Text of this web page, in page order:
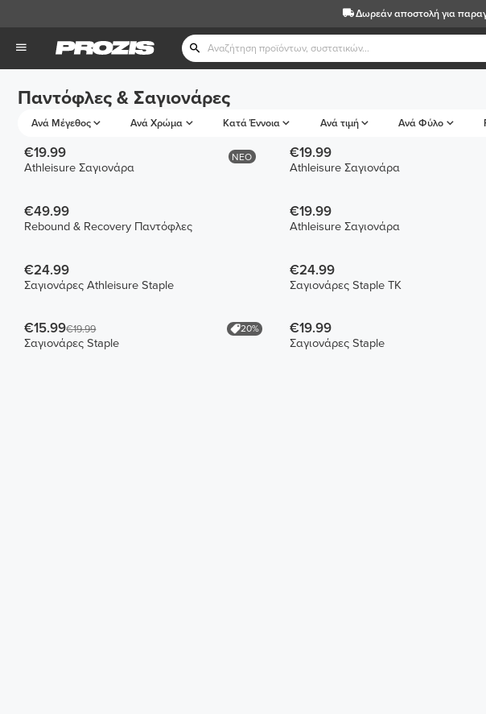
Δωρεάν αποστολήγια
Παντόφλες & Σαγιονάρες
Ανά Μέγεθος Ανά Χρώμα Κατά Έννοια Ανά τιμή Ανά Φύλο
ΝΕΟ
€19.99
Athleisure Σαγιονάρα
€19.99
Athleisure Σαγιονάρα
€49.99
Rebound & Recovery Παντόφλες
€19.99
Athleisure Σαγιονάρα
€24.99
Σαγιονάρες Athleisure Staple
€24.99
Σαγιονάρες Staple TK
€15.99€19.99 20%
Σαγιονάρες Staple
€19.99
Σαγιονάρες Staple